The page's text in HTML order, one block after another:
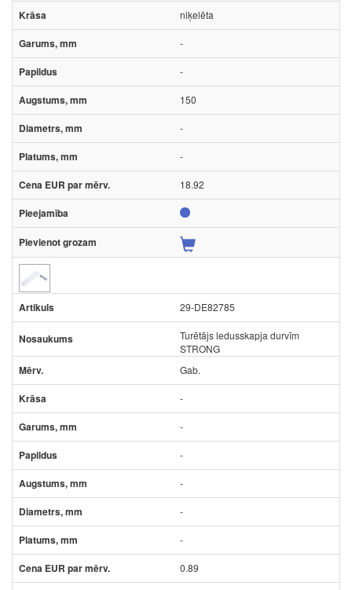
niķelēta
-
-
150
-
-
18.92
29-DE82785
Turētājs ledusskapja durvīm
STRONG
Gab.
-
-
-
-
-
-
0.89